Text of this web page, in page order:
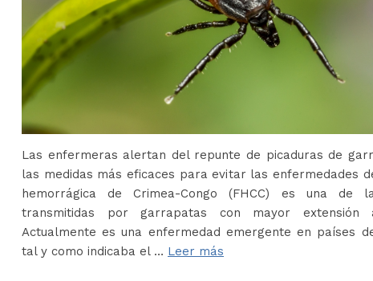
Las enfermeras alertan del repunte de picaduras de
las medidas más eficaces para evitar las enfermedades
hemorrágica de Crimea-Congo (FHCC) es una de
transmitidas por garrapatas con mayor extensión
Actualmente es una enfermedad emergente en países
tal y como indicaba el … Leer más